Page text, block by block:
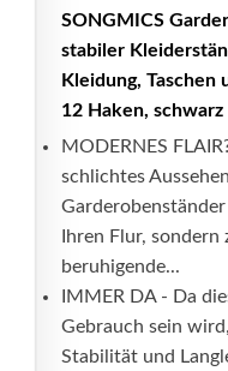
SONGMICS
stabiler
Kleidung, Taschen
12 Haken, schwarz
MODERNES
schlichtes
Ihren Flur,
beruhigende...
IMMER DA - Da
Gebrauch sein
Stabilität und